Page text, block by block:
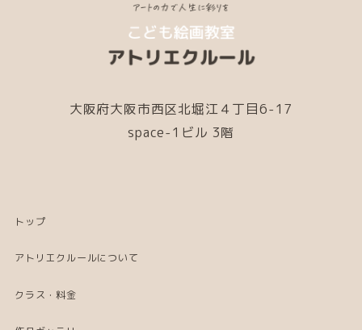
大阪府大阪市西区北堀江４丁目6-17
space-1ビル 3階
トップ
アトリエクルールについて
クラス・料金